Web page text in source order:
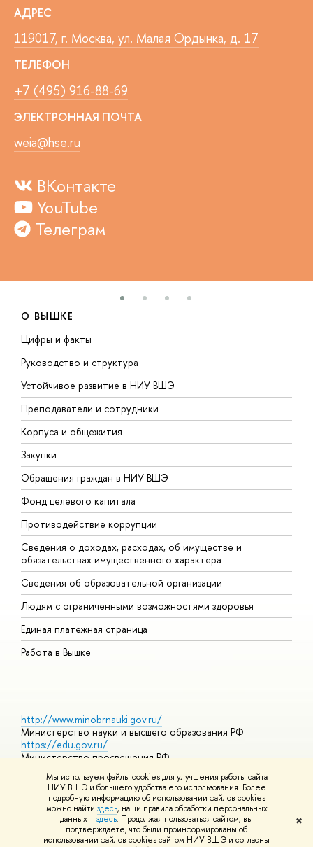
Мы используем файлы cookies для улучшения работы сайта
НИУ ВШЭ и большего удобства его использования. Более
подробную информацию об использовании файлов cookies
можно найти здесь, наши правила обработки персональных
данных –здесь. Продолжая пользоваться сайтом, вы
подтверждаете, что были проинформированы об
использовании файлов cookies сайтом НИУ ВШЭ и согласны
✖
АДРЕС
119017, г. Москва, ул. Малая Ордынка, д. 17
ТЕЛЕФОН
+7 (495) 916-88-69
ЭЛЕКТРОННАЯ ПОЧТА
weia@hse.ru
ВКонтакте
YouTube
Телеграм
О ВЫШКЕ
Цифры и факты
Руководство и структура
Устойчивое развитие в НИУ ВШЭ
Преподаватели и сотрудники
Корпуса и общежития
Закупки
Обращения граждан в НИУ ВШЭ
Фонд целевого капитала
Противодействие коррупции
Сведения о доходах, расходах, об имуществе и
обязательствах имущественного характера
Сведения об образовательной организации
Людям с ограниченными возможностями здоровья
Единая платежная страница
Работа в Вышке
http://www.minobrnauki.gov.ru/
Министерство науки и высшего образования РФ
https://edu.gov.ru/
Министерство просвещения РФ
Массовые открытые онлайн-курсы
© НИУ ВШЭ 1993–2026 Адреса и контактыУсловия
использования материалов Политика конфиденциальности